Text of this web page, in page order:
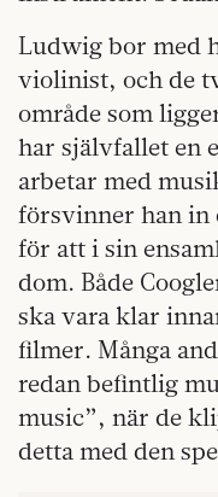
Ludwig bor med
violinist, och de
område som
har självfallet en
arbetar med
försvinner han in
för att i sin
dom. Både
ska vara klar
filmer. Många
redan befintlig
music”, när de
detta med den